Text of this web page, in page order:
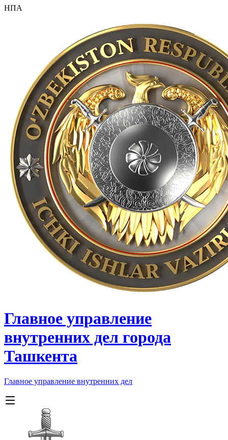
НПА
Главное управление
внутренних дел города
Ташкента
Главное управление внутренних дел